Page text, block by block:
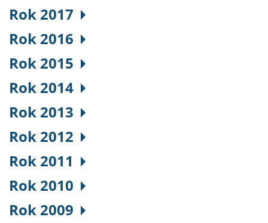
Rok 2017
Rok 2016
Rok 2015
Rok 2014
Rok 2013
Rok 2012
Rok 2011
Rok 2010
Rok 2009